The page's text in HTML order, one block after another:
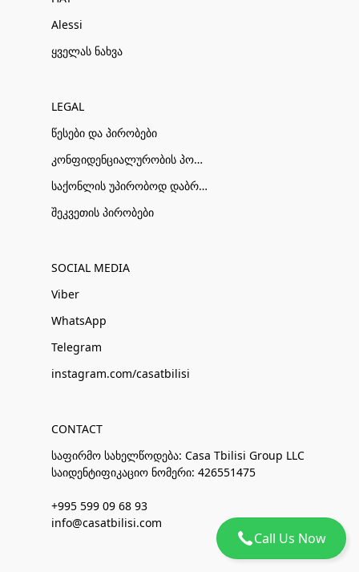
Call Us Now
Alessi
ყველას ნახვა
LEGAL
წესები და პირობები
კონფიდენციალურობის პოლიტიკა
საქონლის უპირობოდ დაბრუნების პირობები
შეკვეთის პირობები
SOCIAL MEDIA
Viber
WhatsApp
Telegram
instagram.com/casatbilisi
CONTACT
საფირმო სახელწოდება: Casa Tbilisi Group LLC
საიდენტიფიკაციო ნომერი: 426551475
+995 599 09 68 93
info@casatbilisi.com